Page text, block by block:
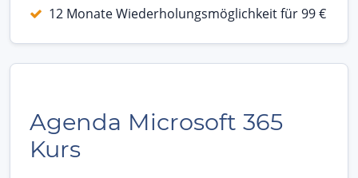
12 Monate Wiederholungsmöglichkeit für 99 €
Agenda Microsoft 365
Kurs